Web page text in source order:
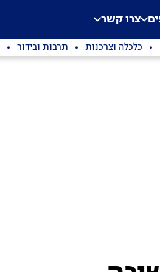
צרו קשר
כלכלה וצרכנות תרבות ובידור